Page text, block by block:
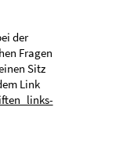
der
Fragen
Sitz
Link